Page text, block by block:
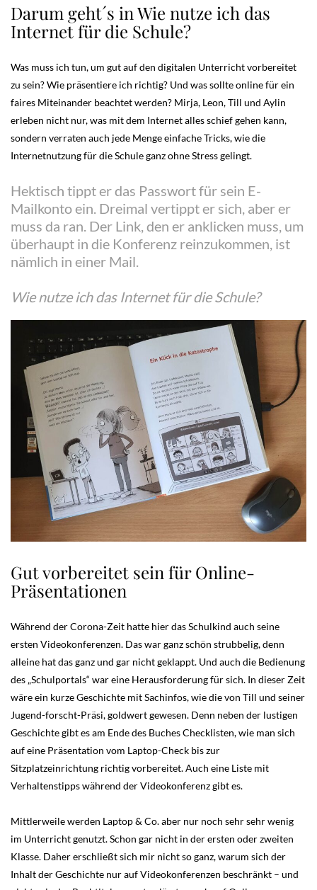
Darum geht´s in Wie nutze ich das
Internet für die Schule?
Was muss ich tun, um gut auf den digitalen Unterricht vorbereitet
zu sein? Wie präsentiere ich richtig? Und was sollte online für ein
faires Miteinander beachtet werden? Mirja, Leon, Till und Aylin
erleben nicht nur, was mit dem Internet alles schief gehen kann,
sondern verraten auch jede Menge einfache Tricks, wie die
Internetnutzung für die Schule ganz ohne Stress gelingt.
Hektisch tippt er das Passwort für sein E-
Mailkonto ein. Dreimal vertippt er sich, aber er
muss da ran. Der Link, den er anklicken muss, um
überhaupt in die Konferenz reinzukommen, ist
nämlich in einer Mail.
Wie nutze ich das Internet für die Schule?
Gut vorbereitet sein für Online-
Präsentationen
Während der Corona-Zeit hatte hier das Schulkind auch seine
ersten Videokonferenzen. Das war ganz schön strubbelig, denn
alleine hat das ganz und gar nicht geklappt. Und auch die Bedienung
des „Schulportals“ war eine Herausforderung für sich. In dieser Zeit
wäre ein kurze Geschichte mit Sachinfos, wie die von Till und seiner
Jugend-forscht-Präsi, goldwert gewesen. Denn neben der lustigen
Geschichte gibt es am Ende des Buches Checklisten, wie man sich
auf eine Präsentation vom Laptop-Check bis zur
Sitzplatzeinrichtung richtig vorbereitet. Auch eine Liste mit
Verhaltenstipps während der Videokonferenz gibt es.
Mittlerweile werden Laptop & Co. aber nur noch sehr sehr wenig
im Unterricht genutzt. Schon gar nicht in der ersten oder zweiten
Klasse. Daher erschließt sich mir nicht so ganz, warum sich der
Inhalt der Geschichte nur auf Videokonferenzen beschränkt – und